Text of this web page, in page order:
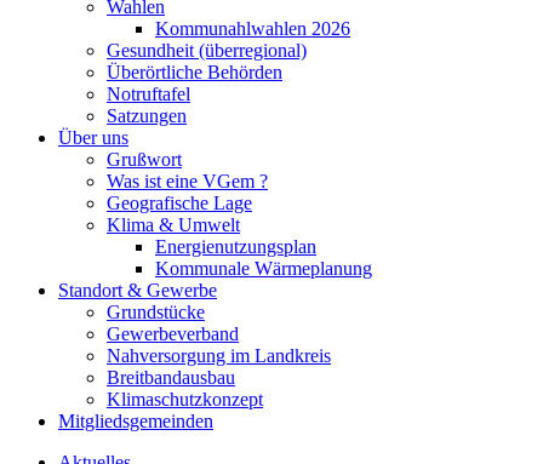
Wahlen
Kommunahlwahlen 2026
Gesundheit (überregional)
Überörtliche Behörden
Notruftafel
Satzungen
Über uns
Grußwort
Was ist eine VGem ?
Geografische Lage
Klima & Umwelt
Energienutzungsplan
Kommunale Wärmeplanung
Standort & Gewerbe
Grundstücke
Gewerbeverband
Nahversorgung im Landkreis
Breitbandausbau
Klimaschutzkonzept
Mitgliedsgemeinden